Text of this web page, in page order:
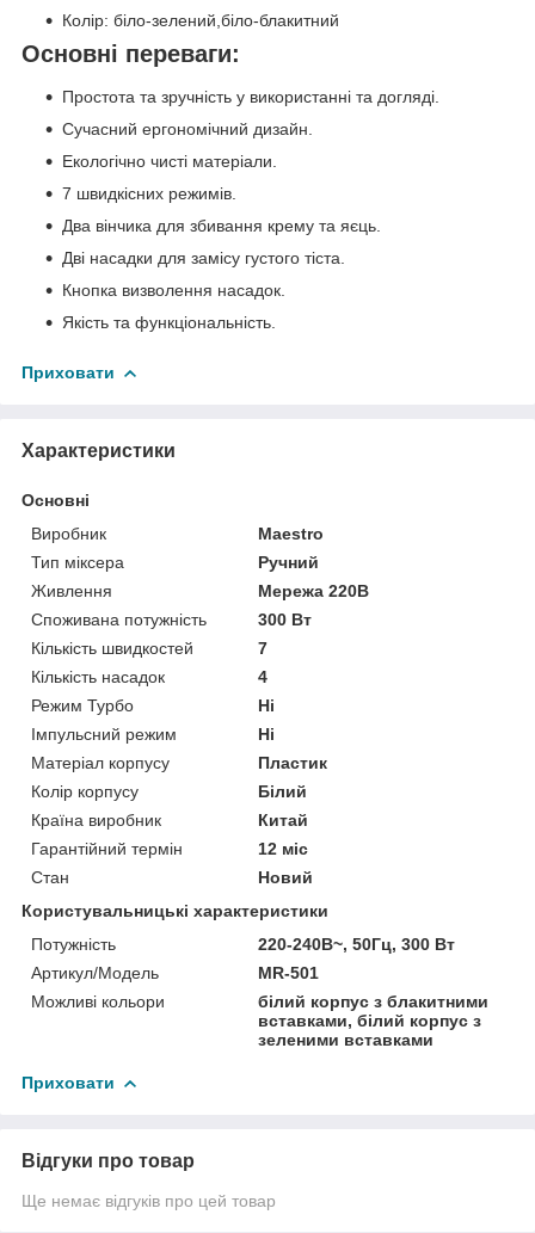
Колір: біло-зелений,біло-блакитний
Основні переваги:
Простота та зручність у використанні та догляді.
Сучасний ергономічний дизайн.
Екологічно чисті матеріали.
7 швидкісних режимів.
Два вінчика для збивання крему та яєць.
Дві насадки для замісу густого тіста.
Кнопка визволення насадок.
Якість та функціональність.
Приховати
Характеристики
Основні
Виробник
Maestro
Тип міксера
Ручний
Живлення
Мережа 220В
Споживана потужність
300 Вт
Кількість швидкостей
7
Кількість насадок
4
Режим Турбо
Ні
Імпульсний режим
Ні
Матеріал корпусу
Пластик
Колір корпусу
Білий
Країна виробник
Китай
Гарантійний термін
12 міс
Стан
Новий
Користувальницькі характеристики
Потужність
220-240В~, 50Гц, 300 Вт
Артикул/Модель
MR-501
Можливі кольори
білий корпус з блакитними
вставками, білий корпус з
зеленими вставками
Приховати
Відгуки про товар
Ще немає відгуків про цей товар